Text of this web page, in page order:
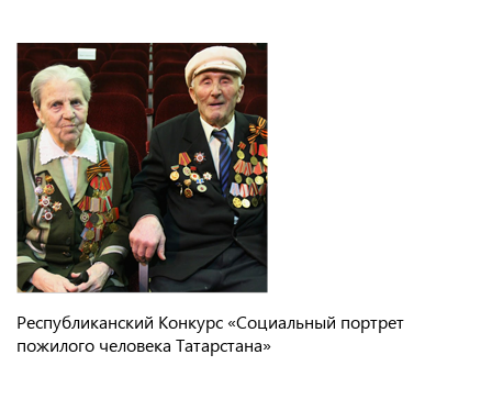
Республиканский Конкурс «Социальный портрет
пожилого человека Татарстана»